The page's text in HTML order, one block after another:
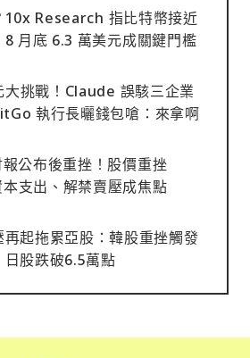
10x Research 指比特幣接近
8 月底 6.3 萬美元成關鍵門檻
大挑戰！Claude 誤駭三企業
執行長曬錢包嗆：來拿啊
公布後重挫！股價重挫
支出、解禁賣壓成焦點
再起拖累亞股：韓股重挫觸發
日股跌破6.5萬點